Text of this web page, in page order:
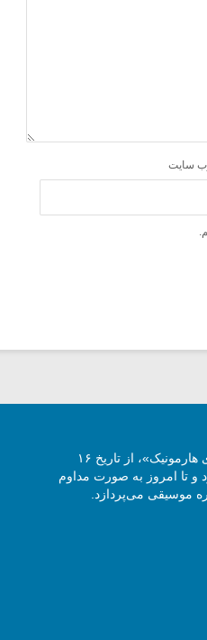
سایت
مجله آنلاین موسیقی «گفتگوی هارمونیک»، از تاریخ ۱۶
به کار کرد و تا امروز به صورت مداوم
موسیقی می‌پردازد.